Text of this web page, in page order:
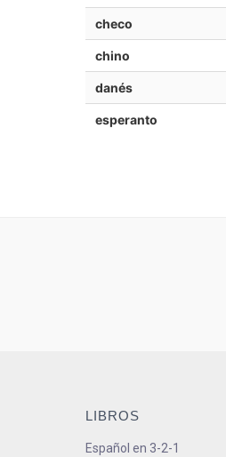
checo
chino
danés
esperanto
LIBROS
Español en 3-2-1